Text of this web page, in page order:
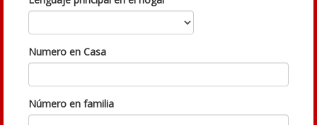
Numero en Casa
Número en familia